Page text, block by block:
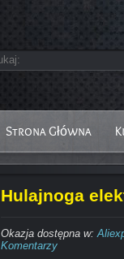
Strona Główna
Hulajnoga
Okazja dostępna w:
Komentarzy